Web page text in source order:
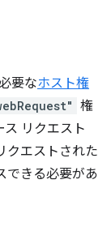
要なホスト権
権
ス リクエスト
クエストされた
できる必要があ